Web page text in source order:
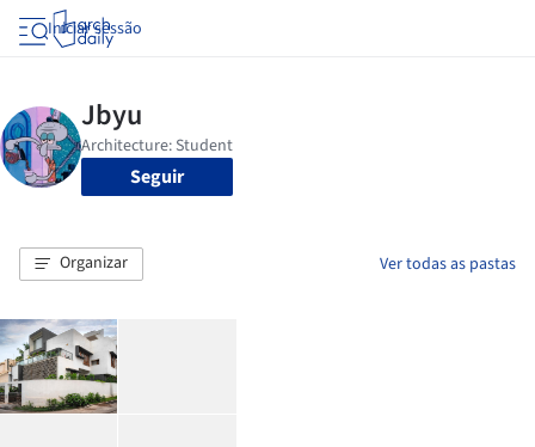
Iniciar sessão
Seguir
Organizar Ver todas as pastas